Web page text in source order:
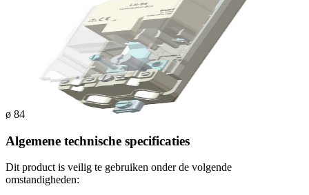
ø 84
Algemene technische specificaties
Dit product is veilig te gebruiken onder de volgende
omstandigheden: